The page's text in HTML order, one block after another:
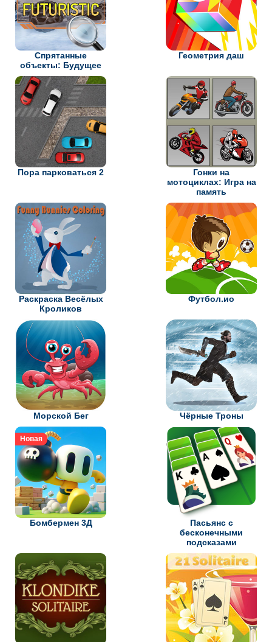
Спрятанные
объекты: Будущее
Геометрия даш
Пора парковаться 2
Гонки на
мотоциклах: Игра на
память
Раскраска Весёлых
Кроликов
Футбол.ио
Морской Бег Чёрные Троны
Новая
Бомбермен 3Д
Пасьянс с
бесконечными
подсказами